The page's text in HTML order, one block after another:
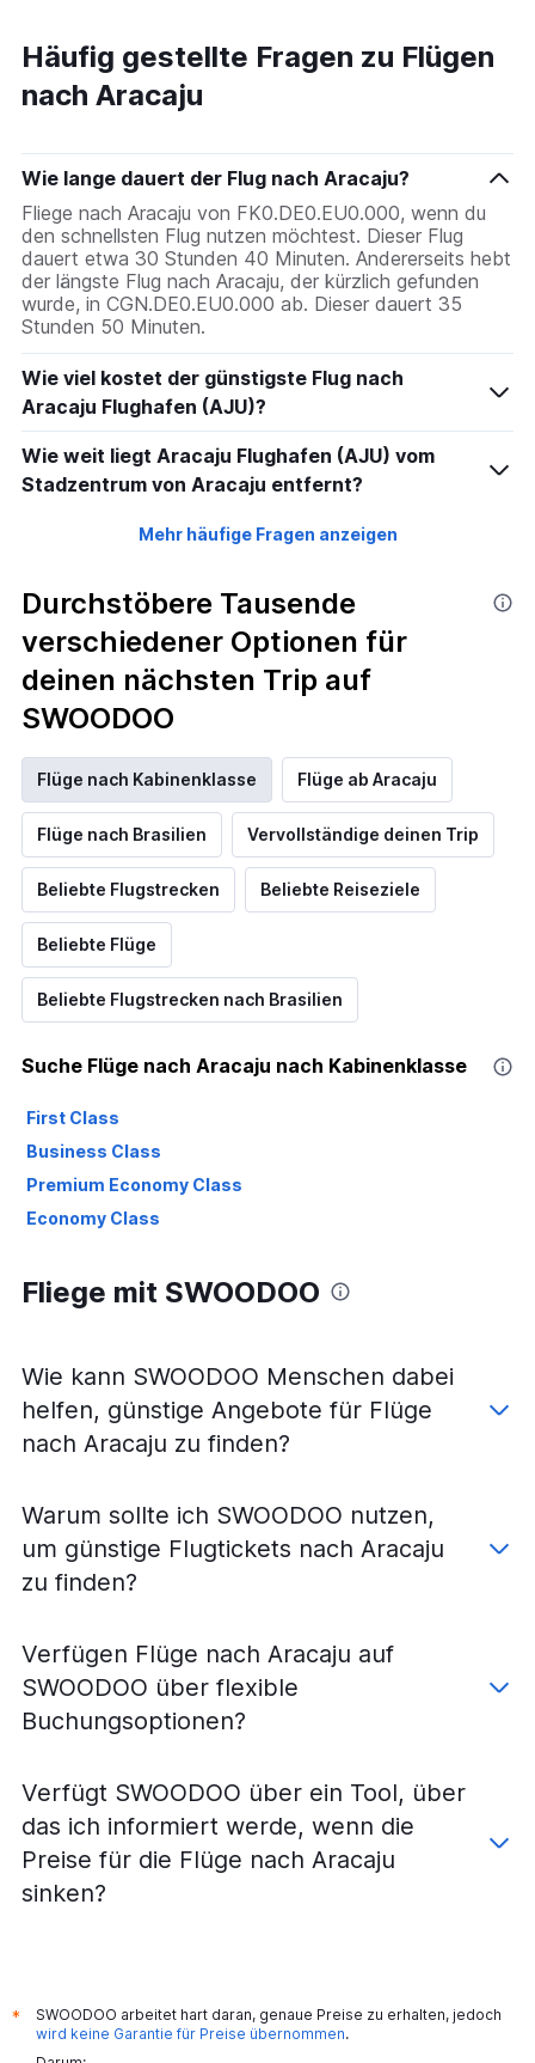
Range:
2
categories.
1
Y
axis
displaying
values.
Range:
0
2400.
Häufig gestellte Fragen zu Flügen
nach Aracaju
Wie lange dauert der Flug nach Aracaju?
Fliege nach Aracaju von FK0.DE0.EU0.000, wenn du
den schnellsten Flug nutzen möchtest. Dieser Flug
dauert etwa 30 Stunden 40 Minuten. Andererseits hebt
der längste Flug nach Aracaju, der kürzlich gefunden
wurde, in CGN.DE0.EU0.000 ab. Dieser dauert 35
Stunden 50 Minuten.
Wie viel kostet der günstigste Flug nach
Aracaju Flughafen (AJU)?
Wie weit liegt Aracaju Flughafen (AJU) vom
Stadzentrum von Aracaju entfernt?
Mehr häufige Fragen anzeigen
Durchstöbere Tausende
verschiedener Optionen für
deinen nächsten Trip auf
SWOODOO
Flüge nach Kabinenklasse Flüge ab Aracaju
Flüge nach Brasilien Vervollständige deinen Trip
Beliebte Flugstrecken Beliebte Reiseziele
Beliebte Flüge
Beliebte Flugstrecken nach Brasilien
Suche Flüge nach Aracaju nach Kabinenklasse
First Class
Business Class
Premium Economy Class
Economy Class
Fliege mit SWOODOO
Wie kann SWOODOO Menschen dabei
helfen, günstige Angebote für Flüge
nach Aracaju zu finden?
Warum sollte ich SWOODOO nutzen,
um günstige Flugtickets nach Aracaju
zu finden?
Verfügen Flüge nach Aracaju auf
SWOODOO über flexible
Buchungsoptionen?
Verfügt SWOODOO über ein Tool, über
das ich informiert werde, wenn die
Preise für die Flüge nach Aracaju
sinken?
*
SWOODOO arbeitet hart daran, genaue Preise zu erhalten, jedoch
wird keine Garantie für Preise übernommen.